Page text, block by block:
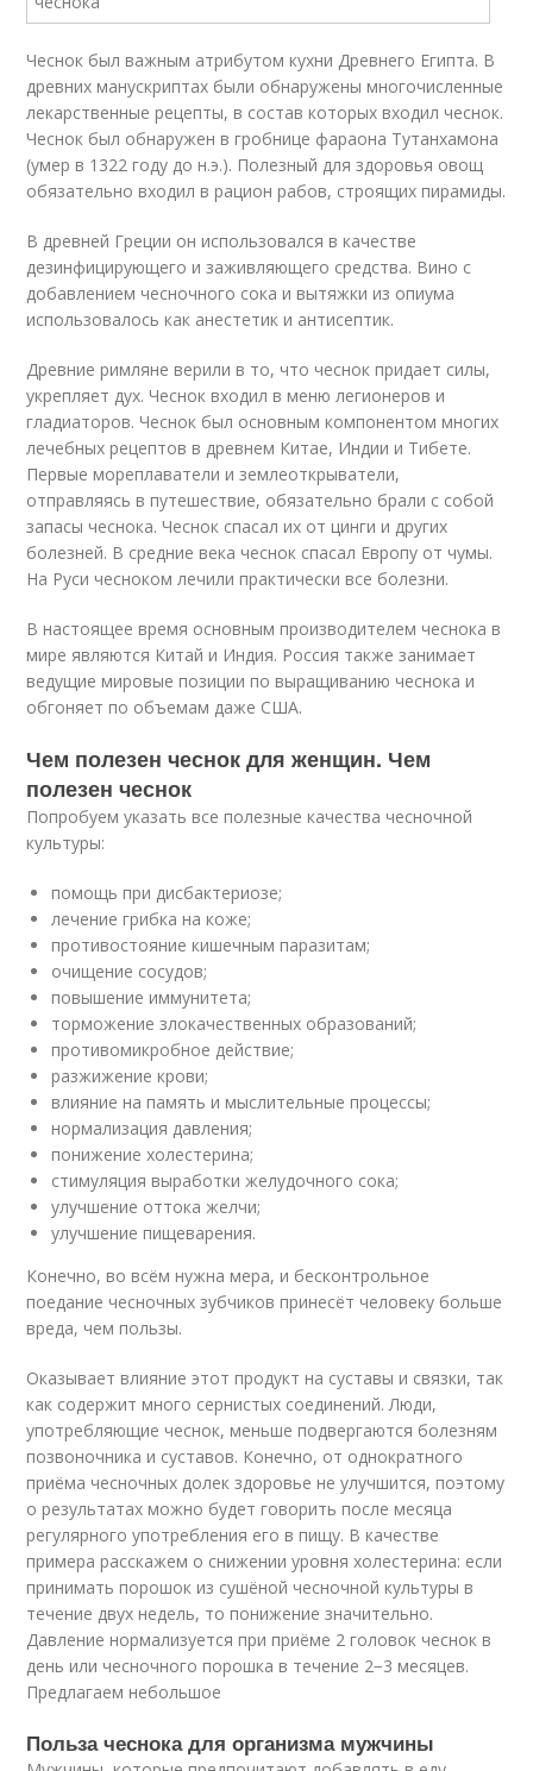
Чеснок был важным атрибутом кухни Древнего Египта. В
древних манускриптах были обнаружены многочисленные
лекарственные рецепты, в состав которых входил чеснок.
Чеснок был обнаружен в гробнице фараона Тутанхамона
(умер в 1322 году до н.э.). Полезный для здоровья овощ
обязательно входил в рацион рабов, строящих пирамиды.
В древней Греции он использовался в качестве
дезинфицирующего и заживляющего средства. Вино с
добавлением чесночного сока и вытяжки из опиума
использовалось как анестетик и антисептик.
Древние римляне верили в то, что чеснок придает силы,
укрепляет дух. Чеснок входил в меню легионеров и
гладиаторов. Чеснок был основным компонентом многих
лечебных рецептов в древнем Китае, Индии и Тибете.
Первые мореплаватели и землеоткрыватели,
отправляясь в путешествие, обязательно брали с собой
запасы чеснока. Чеснок спасал их от цинги и других
болезней. В средние века чеснок спасал Европу от чумы.
На Руси чесноком лечили практически все болезни.
В настоящее время основным производителем чеснока в
мире являются Китай и Индия. Россия также занимает
ведущие мировые позиции по выращиванию чеснока и
обгоняет по объемам даже США.
Чем полезен чеснок для женщин. Чем
полезен чеснок
Попробуем указать все полезные качества чесночной
культуры:
помощь при дисбактериозе;
лечение грибка на коже;
противостояние кишечным паразитам;
очищение сосудов;
повышение иммунитета;
торможение злокачественных образований;
противомикробное действие;
разжижение крови;
влияние на память и мыслительные процессы;
нормализация давления;
понижение холестерина;
стимуляция выработки желудочного сока;
улучшение оттока желчи;
улучшение пищеварения.
Конечно, во всём нужна мера, и бесконтрольное
поедание чесночных зубчиков принесёт человеку больше
вреда, чем пользы.
Оказывает влияние этот продукт на суставы и связки, так
как содержит много сернистых соединений. Люди,
употребляющие чеснок, меньше подвергаются болезням
позвоночника и суставов. Конечно, от однократного
приёма чесночных долек здоровье не улучшится, поэтому
о результатах можно будет говорить после месяца
регулярного употребления его в пищу. В качестве
примера расскажем о снижении уровня холестерина: если
принимать порошок из сушёной чесночной культуры в
течение двух недель, то понижение значительно.
Давление нормализуется при приёме 2 головок чеснок в
день или чесночного порошка в течение 2−3 месяцев.
Предлагаем небольшое
Польза чеснока для организма мужчины